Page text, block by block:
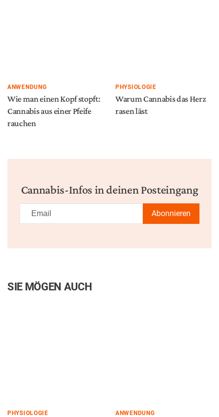
ANWENDUNG
Wie man einen Kopf stopft:
Cannabis aus einer Pfeife
rauchen
PHYSIOLOGIE
Warum Cannabis das Herz
rasen läst
Cannabis-Infos in deinen Posteingang
Abonnieren
SIE MÖGEN AUCH
PHYSIOLOGIE ANWENDUNG